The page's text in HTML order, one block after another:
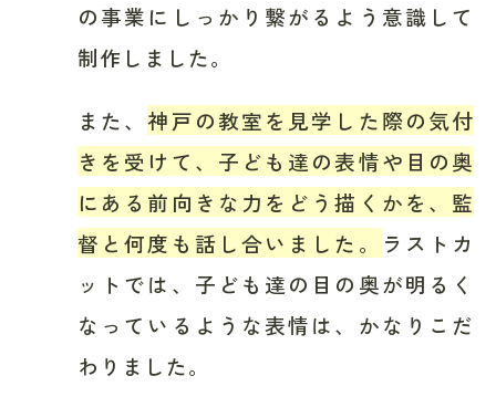
の事業にしっかり繋がるよう意識して
制作しました。
また、 神戸の教室を見学した際の気付
きを受けて、子ども達の表情や目の奥
にある前向きな力をどう描くかを、監
督と何度も話し合いました。
ラストカ
ットでは、子ども達の目の奥が明るく
なっているような表情は、かなりこだ
わりました。